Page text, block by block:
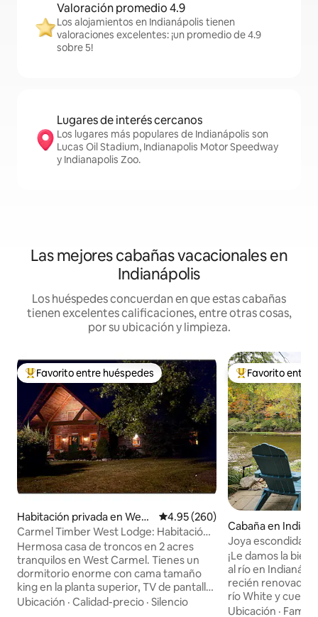
Valoración promedio 4.9
Los alojamientos en Indianápolis tienen
valoraciones excelentes: ¡un promedio de 4.9
sobre 5!
Lugares de interés cercanos
Los lugares más populares de Indianápolis son
Lucas Oil Stadium, Indianapolis Motor Speedway
y Indianapolis Zoo.
Las mejores cabañas vacacionales en
Indianápolis
Los huéspedes concuerdan en que estas cabañas
tienen excelentes calificaciones, entre otras cosas,
por su ubicación y limpieza.
Favorito entre huéspedes preferido
Favorito entre huéspedes
Habitación privada en West
field
Calificación promedio: 4.95 de
4.95 (260)
Carmel Timber West Lodge: Habitación
de Lauren
Hermosa casa de troncos en 2 acres
tranquilos en West Carmel. Tienes un
dormitorio enorme con cama tamaño
king en la planta superior, TV de pantalla
plana y baño privado con artículos de
Ubicación · Calidad-precio · Silencio
Favorito entre
Favorito entre
Cabaña en
Joya escondida
zen~Mayordomo
¡Le damos la
al río en
recién renovada
río White y
vidrio» en el
Ubicación ·